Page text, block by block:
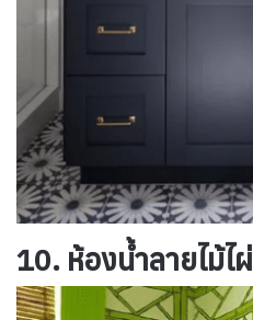
10. ห้องน้ำลายไม้ไผ่